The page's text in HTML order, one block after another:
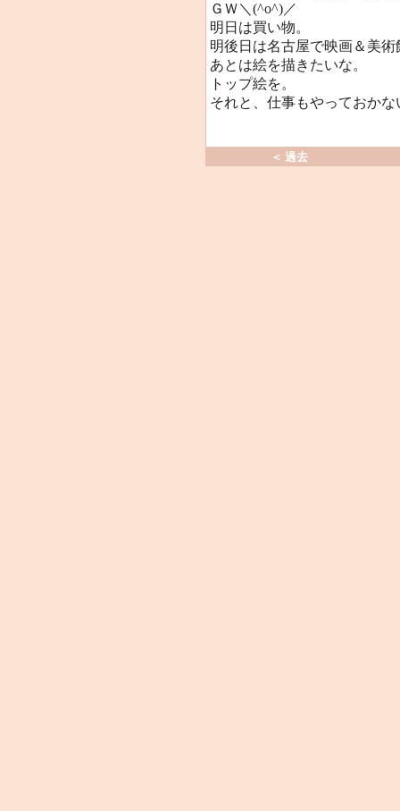
ＧＷ＼(^o^)／
明日は買い物。
明後日は名古屋で映画＆美術
あとは絵を描きたいな。
トップ絵を。
それと、仕事もやっておかな
＜ 過去